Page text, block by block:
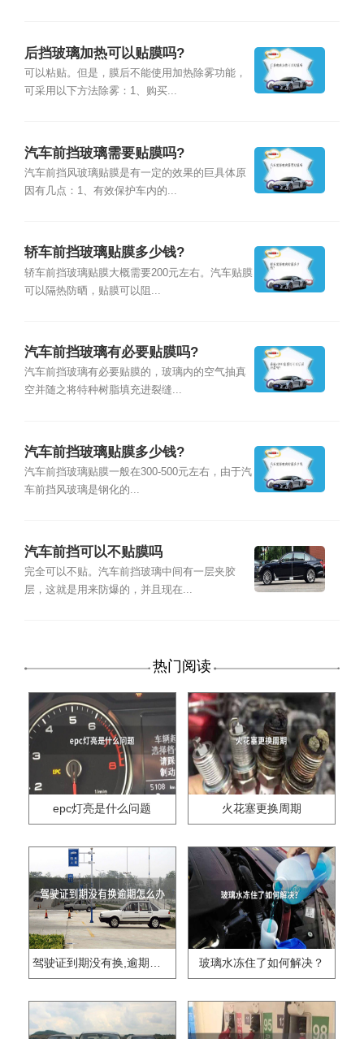
后挡玻璃加热可以贴膜吗?
可以粘贴。但是，膜后不能使用加热除雾功能，
可采用以下方法除雾：1、购买...
汽车前挡玻璃需要贴膜吗?
汽车前挡风玻璃贴膜是有一定的效果的巨具体原
因有几点：1、有效保护车内的...
轿车前挡玻璃贴膜多少钱?
轿车前挡玻璃贴膜大概需要200元左右。汽车贴膜
可以隔热防晒，贴膜可以阻...
汽车前挡玻璃有必要贴膜吗?
汽车前挡玻璃有必要贴膜的，玻璃内的空气抽真
空并随之将特种树脂填充进裂缝...
汽车前挡玻璃贴膜多少钱?
汽车前挡玻璃贴膜一般在300-500元左右，由于汽
车前挡风玻璃是钢化的...
汽车前挡可以不贴膜吗
完全可以不贴。汽车前挡玻璃中间有一层夹胶
层，这就是用来防爆的，并且现在...
热门阅读
epc灯亮是什么问题 火花塞更换周期
驾驶证到期没有换,逾期怎么办?? 玻璃水冻住了如何解决？